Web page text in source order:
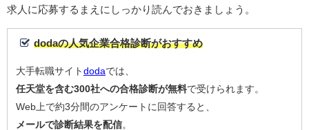
求人に応募するまえにしっかり読んでおきましょう。
dodaの人気企業合格診断がおすすめ
大手転職サイト dodaでは、
任天堂を含む300社への合格診断が無料で受けられます。
Web上で約3分間のアンケートに回答すると、
メールで診断結果を配信。